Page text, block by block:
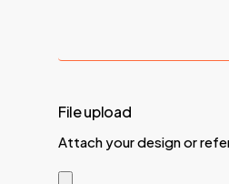
File upload
Attach your design or